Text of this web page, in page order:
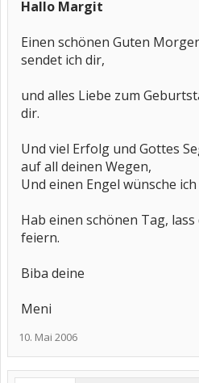
Hallo Margit
Einen schönen Guten
sendet ich dir,
und alles Liebe zum
dir.
Und viel Erfolg und Gottes
auf all deinen Wegen,
Und einen Engel wünsche ich
Hab einen schönen Tag,
feiern.
Biba deine
Meni
10. Mai 2006